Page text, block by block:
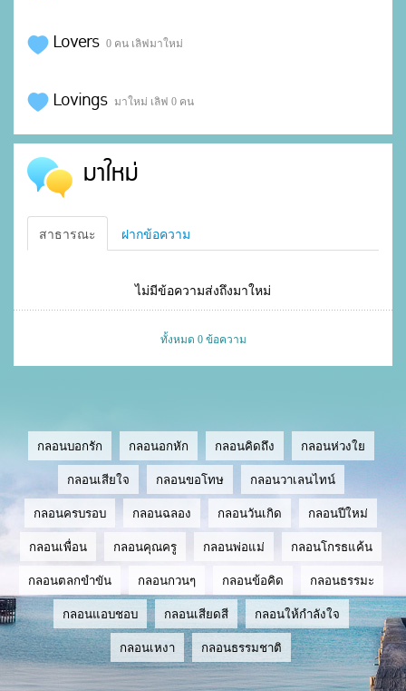
Lovers 0 คน เลิฟมาใหม่
Lovings มาใหม่ เลิฟ 0 คน
มาใหม่
สาธารณะ ฝากข้อความ
ไม่มีข้อความส่งถึงมาใหม่
ทั้งหมด 0 ข้อความ
กลอนบอกรัก กลอนอกหัก กลอนคิดถึง กลอนห่วงใย
กลอนเสียใจ กลอนขอโทษ กลอนวาเลนไทน์
กลอนครบรอบ กลอนฉลอง กลอนวันเกิด กลอนปีใหม่
กลอนเพื่อน กลอนคุณครู กลอนพ่อแม่ กลอนโกรธแค้น
กลอนตลกขำขัน กลอนกวนๆ กลอนข้อคิด กลอนธรรมะ
กลอนแอบชอบ กลอนเสียดสี กลอนให้กำลังใจ
กลอนเหงา กลอนธรรมชาติ